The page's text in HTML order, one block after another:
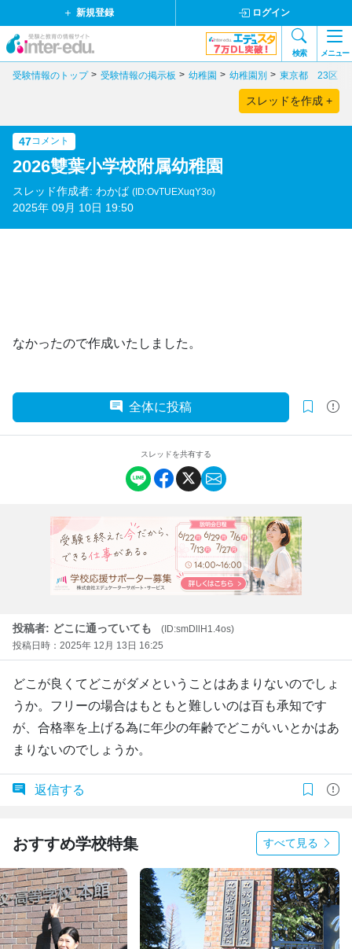
新規登録 ログイン
検索 メニュー
受験情報のトップ 受験情報の掲示板 幼稚園 幼稚園別 東京都 23区
スレッドを作成 +
47コメント
2026雙葉小学校附属幼稚園
スレッド作成者: わかば (ID:OvTUEXuqY3o)
2025年 09月 10日 19:50
なかったので作成いたしました。
全体に投稿
スレッドを共有する
投稿者: どこに通っていても
(ID:smDllH1.4os)
投稿日時：2025年 12月 13日 16:25
どこが良くてどこがダメということはあまりないのでしょ
うか。フリーの場合はもともと難しいのは百も承知です
が、合格率を上げる為に年少の年齢でどこがいいとかはあ
まりないのでしょうか。
返信する
おすすめ学校特集 すべて見る